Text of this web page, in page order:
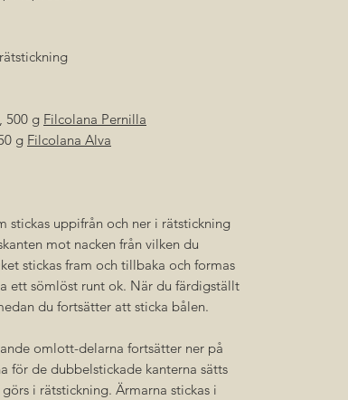
500 g Filcolana Pernilla
g Filcolana Alva
uppifrån och ner i rätstickning
mot nacken från vilken du
stickas fram och tillbaka och formas
ett sömlöst runt ok. När du färdigställt
du fortsätter att sticka bålen.
omlott-delarna fortsätter ner på
för de dubbelstickade kanterna sätts
i rätstickning. Ärmarna stickas i